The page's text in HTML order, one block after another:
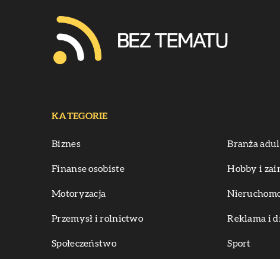
KATEGORIE
Biznes Branża
Finanse osobiste Hobby i
Motoryzacja
Przemysł i rolnictwo Reklama i
Społeczeństwo Sport